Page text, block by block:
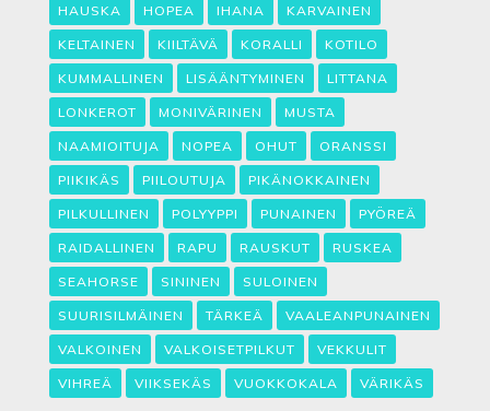
HAUSKA HOPEA IHANA KARVAINEN
KELTAINEN KIILTÄVÄ KORALLI KOTILO
KUMMALLINEN LISÄÄNTYMINEN LITTANA
LONKEROT MONIVÄRINEN MUSTA
NAAMIOITUJA NOPEA OHUT ORANSSI
PIIKIKÄS PIILOUTUJA PIKÄNOKKAINEN
PILKULLINEN POLYYPPI PUNAINEN PYÖREÄ
RAIDALLINEN RAPU RAUSKUT RUSKEA
SEAHORSE SININEN SULOINEN
SUURISILMÄINEN TÄRKEÄ VAALEANPUNAINEN
VALKOINEN VALKOISETPILKUT VEKKULIT
VIHREÄ VIIKSEKÄS VUOKKOKALA VÄRIKÄS